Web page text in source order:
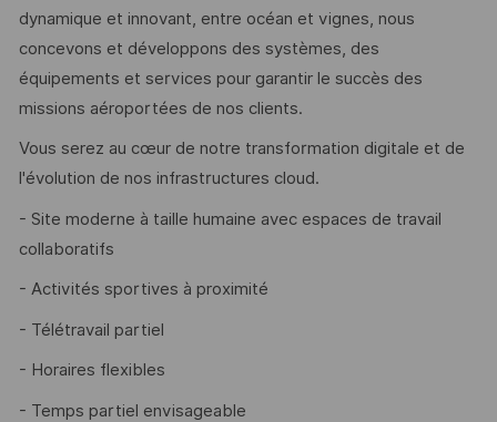
dynamique et innovant, entre océan et vignes, nous
concevons et développons des systèmes, des
équipements et services pour garantir le succès des
missions aéroportées de nos clients.
Vous serez au cœur de notre transformation digitale et de
l'évolution de nos infrastructures cloud.
- Site moderne à taille humaine avec espaces de travail
collaboratifs
- Activités sportives à proximité
- Télétravail partiel
- Horaires flexibles
- Temps partiel envisageable